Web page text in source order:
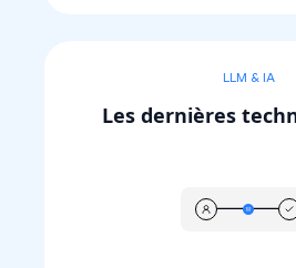
LLM & IA
Les dernières